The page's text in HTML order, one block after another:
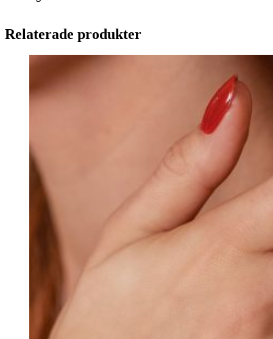
Relaterade produkter